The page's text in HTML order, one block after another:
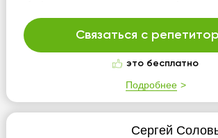
Связаться с
это бесплатно
Подробнее
Сергей